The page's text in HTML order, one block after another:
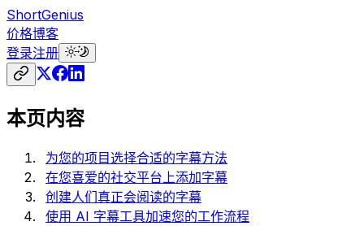
ShortGenius
价格博客
登录注册
本页内容
为您的项目选择合适的字幕方法
在您喜爱的社交平台上添加字幕
创建人们真正会阅读的字幕
使用 AI 字幕工具加速您的工作流程